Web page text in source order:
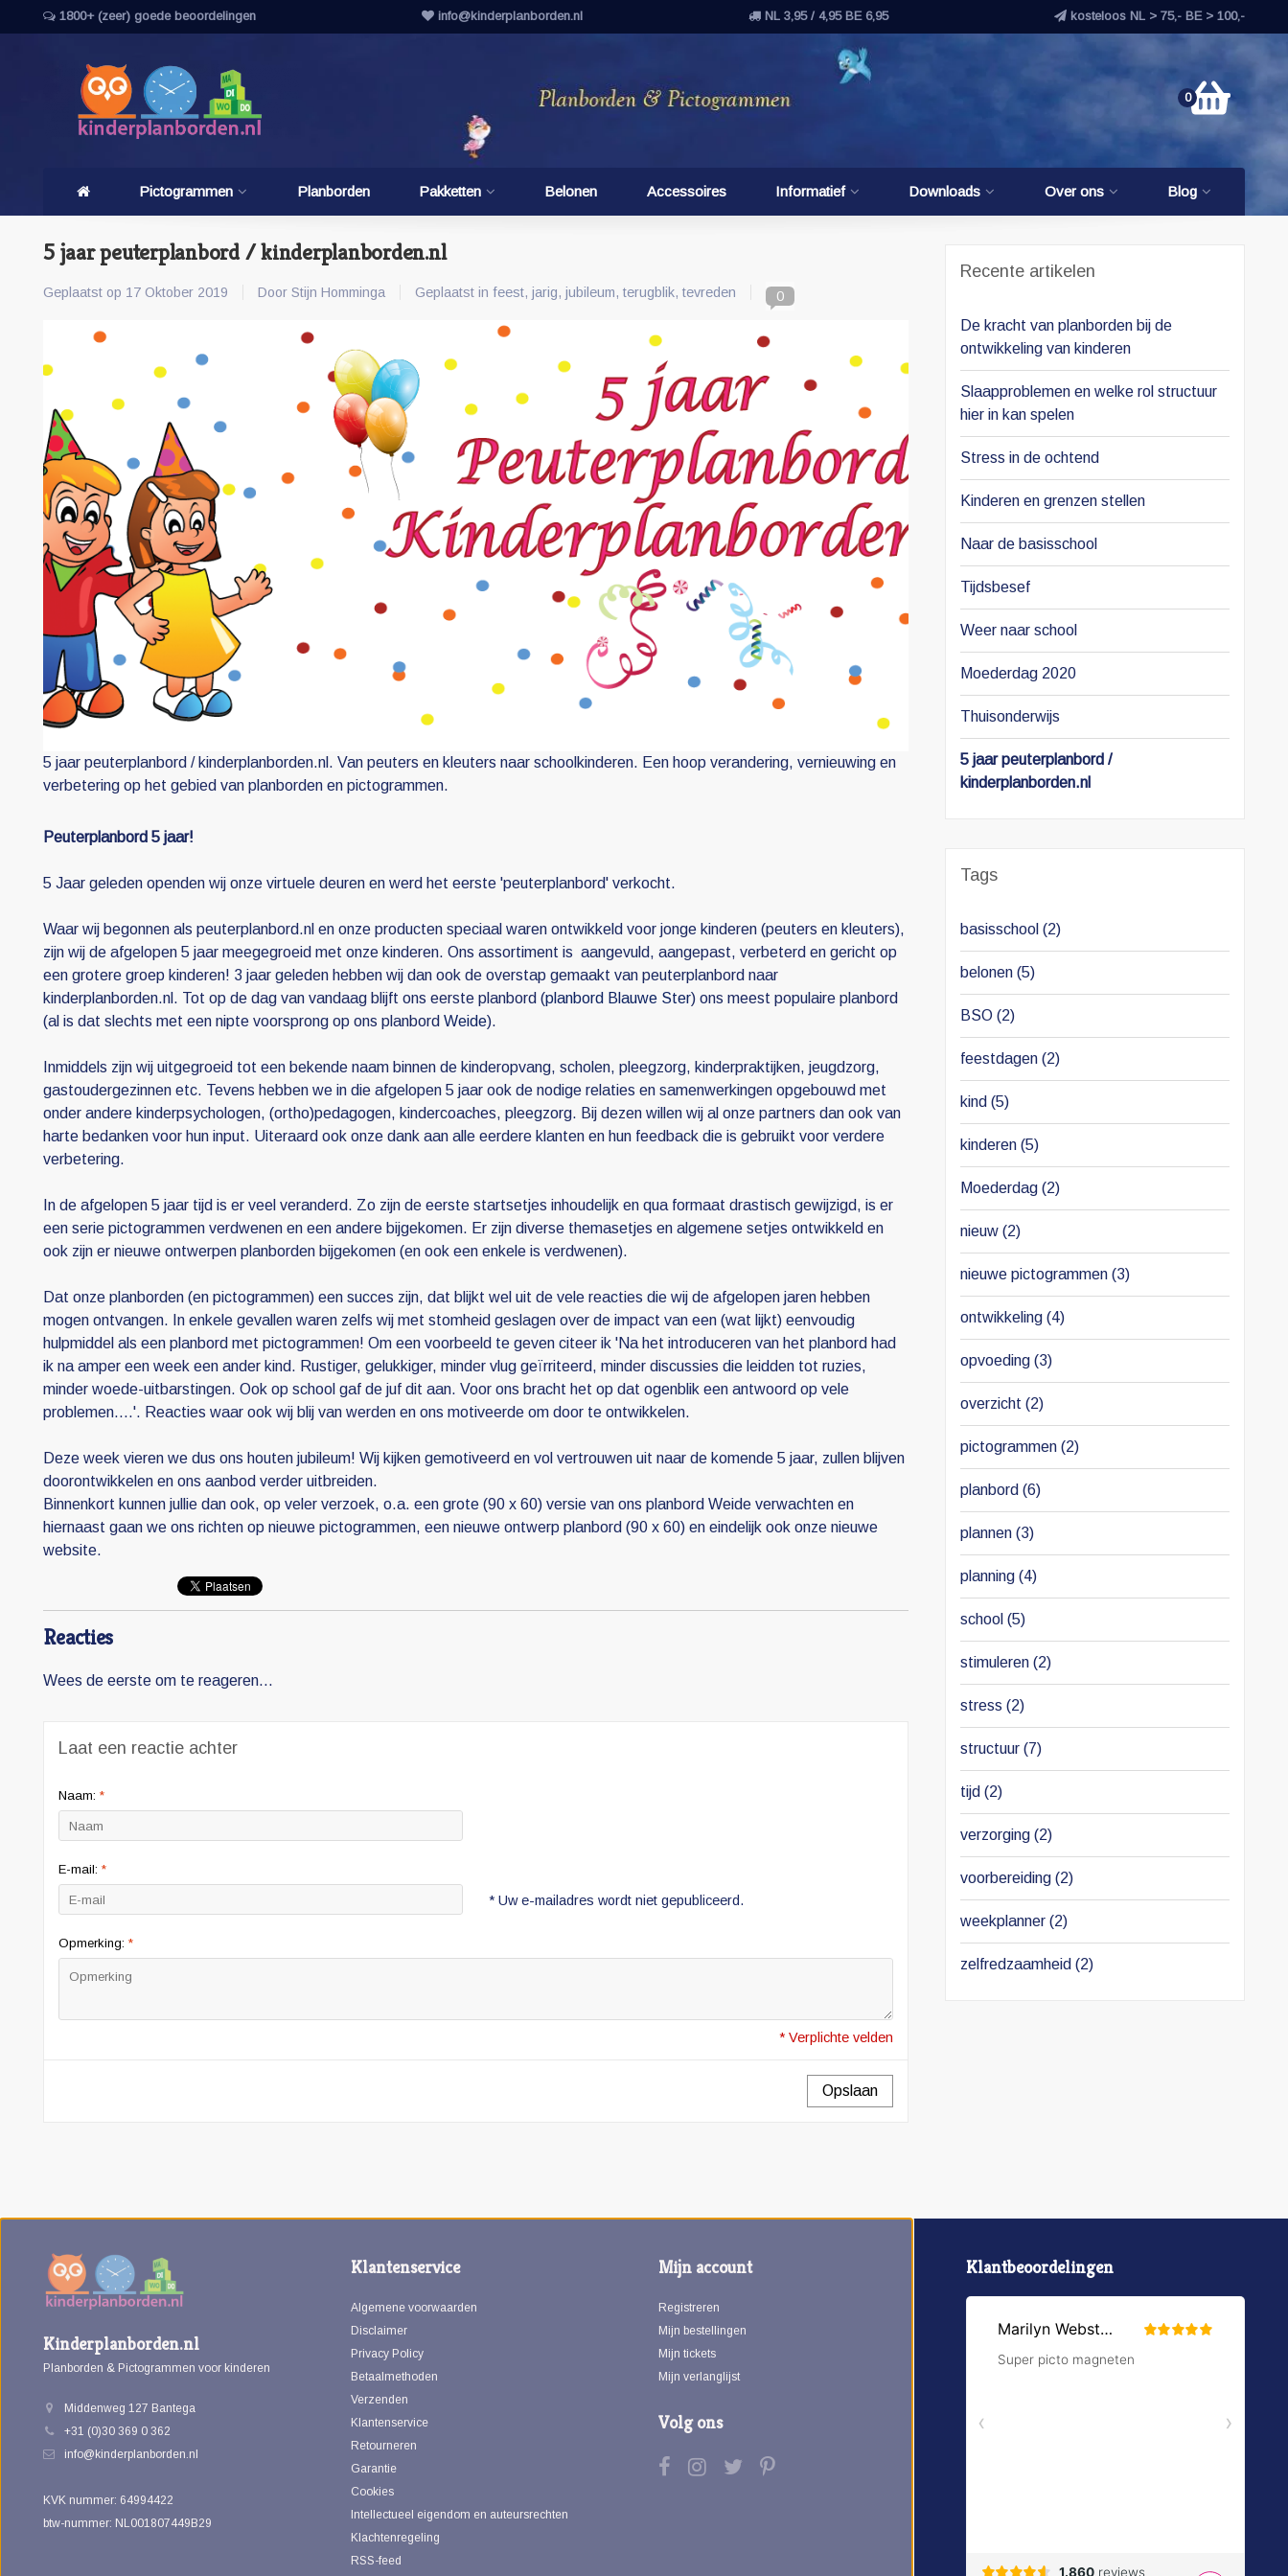
1800+ (zeer) goede beoordelingen info@kinderplanborden.nl NL 3,95 / 4,95 BE 6,95 kosteloos NL > 75,- BE > 100,-
0
Pictogrammen Planborden Pakketten Belonen Accessoires Informatief Downloads Over ons Blog
5 jaar peuterplanbord / kinderplanborden.nl
Geplaatst op 17 Oktober 2019 Door Stijn Homminga Geplaatst in feest, jarig, jubileum, terugblik, tevreden 0
5 jaar peuterplanbord / kinderplanborden.nl. Van peuters en kleuters naar schoolkinderen. Een hoop verandering, vernieuwing en
verbetering op het gebied van planborden en pictogrammen.
Peuterplanbord 5 jaar!
5 Jaar geleden openden wij onze virtuele deuren en werd het eerste 'peuterplanbord' verkocht.
Waar wij begonnen als peuterplanbord.nl en onze producten speciaal waren ontwikkeld voor jonge kinderen (peuters en kleuters),
zijn wij de afgelopen 5 jaar meegegroeid met onze kinderen. Ons assortiment is aangevuld, aangepast, verbeterd en gericht op
een grotere groep kinderen! 3 jaar geleden hebben wij dan ook de overstap gemaakt van peuterplanbord naar
kinderplanborden.nl. Tot op de dag van vandaag blijft ons eerste planbord (planbord Blauwe Ster) ons meest populaire planbord
(al is dat slechts met een nipte voorsprong op ons planbord Weide).
Inmiddels zijn wij uitgegroeid tot een bekende naam binnen de kinderopvang, scholen, pleegzorg, kinderpraktijken, jeugdzorg,
gastoudergezinnen etc. Tevens hebben we in die afgelopen 5 jaar ook de nodige relaties en samenwerkingen opgebouwd met
onder andere kinderpsychologen, (ortho)pedagogen, kindercoaches, pleegzorg. Bij dezen willen wij al onze partners dan ook van
harte bedanken voor hun input. Uiteraard ook onze dank aan alle eerdere klanten en hun feedback die is gebruikt voor verdere
verbetering.
In de afgelopen 5 jaar tijd is er veel veranderd. Zo zijn de eerste startsetjes inhoudelijk en qua formaat drastisch gewijzigd, is er
een serie pictogrammen verdwenen en een andere bijgekomen. Er zijn diverse themasetjes en algemene setjes ontwikkeld en
ook zijn er nieuwe ontwerpen planborden bijgekomen (en ook een enkele is verdwenen).
Dat onze planborden (en pictogrammen) een succes zijn, dat blijkt wel uit de vele reacties die wij de afgelopen jaren hebben
mogen ontvangen. In enkele gevallen waren zelfs wij met stomheid geslagen over de impact van een (wat lijkt) eenvoudig
hulpmiddel als een planbord met pictogrammen! Om een voorbeeld te geven citeer ik 'Na het introduceren van het planbord had
ik na amper een week een ander kind. Rustiger, gelukkiger, minder vlug geïrriteerd, minder discussies die leidden tot ruzies,
minder woede-uitbarstingen. Ook op school gaf de juf dit aan. Voor ons bracht het op dat ogenblik een antwoord op vele
problemen....'. Reacties waar ook wij blij van werden en ons motiveerde om door te ontwikkelen.
Deze week vieren we dus ons houten jubileum! Wij kijken gemotiveerd en vol vertrouwen uit naar de komende 5 jaar, zullen blijven
doorontwikkelen en ons aanbod verder uitbreiden.
Binnenkort kunnen jullie dan ook, op veler verzoek, o.a. een grote (90 x 60) versie van ons planbord Weide verwachten en
hiernaast gaan we ons richten op nieuwe pictogrammen, een nieuwe ontwerp planbord (90 x 60) en eindelijk ook onze nieuwe
website.
Reacties
Wees de eerste om te reageren...
Laat een reactie achter
Naam: *
E-mail: *
* Uw e-mailadres wordt niet gepubliceerd.
Opmerking: *
* Verplichte velden
Opslaan
Recente artikelen
De kracht van planborden bij de
ontwikkeling van kinderen
Slaapproblemen en welke rol structuur
hier in kan spelen
Stress in de ochtend
Kinderen en grenzen stellen
Naar de basisschool
Tijdsbesef
Weer naar school
Moederdag 2020
Thuisonderwijs
5 jaar peuterplanbord /
kinderplanborden.nl
Tags
basisschool (2)
belonen (5)
BSO (2)
feestdagen (2)
kind (5)
kinderen (5)
Moederdag (2)
nieuw (2)
nieuwe pictogrammen (3)
ontwikkeling (4)
opvoeding (3)
overzicht (2)
pictogrammen (2)
planbord (6)
plannen (3)
planning (4)
school (5)
stimuleren (2)
stress (2)
structuur (7)
tijd (2)
verzorging (2)
voorbereiding (2)
weekplanner (2)
zelfredzaamheid (2)
Kinderplanborden.nl
Planborden & Pictogrammen voor kinderen
Middenweg 127 Bantega
+31 (0)30 369 0 362
info@kinderplanborden.nl
KVK nummer: 64994422
btw-nummer: NL001807449B29
Klantenservice
Algemene voorwaarden
Disclaimer
Privacy Policy
Betaalmethoden
Verzenden
Klantenservice
Retourneren
Garantie
Cookies
Intellectueel eigendom en auteursrechten
Klachtenregeling
RSS-feed
Mijn account
Registreren
Mijn bestellingen
Mijn tickets
Mijn verlanglijst
Volg ons
Klantbeoordelingen